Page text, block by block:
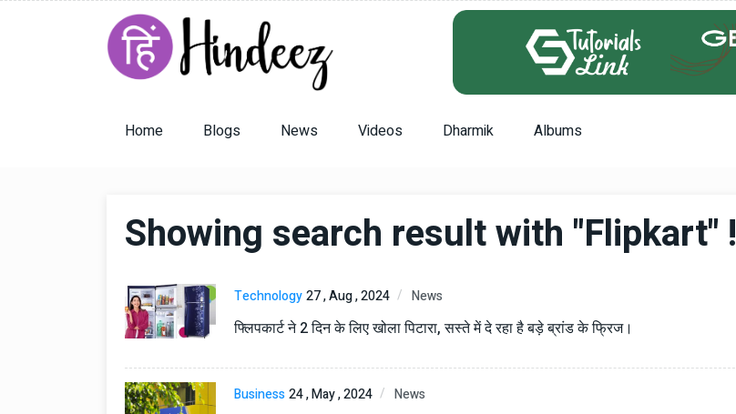
Home Blogs News Videos Dharmik Albums
Showing search result with "Flipkart" !
Technology27 , Aug , 2024 News
फ्लिपकार्ट ने 2 दिन के लिए खोला पिटारा, सस्ते में दे रहा है बड़े ब्रांड के फ्रिज।
Business24 , May , 2024 News